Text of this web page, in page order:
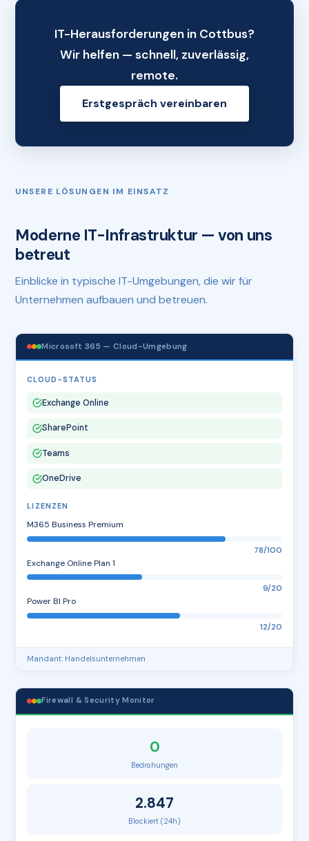
IT-Herausforderungen in Cottbus?
Wir helfen — schnell, zuverlässig,
remote.
Erstgespräch vereinbaren
UNSERE LÖSUNGEN IM EINSATZ
Moderne IT-Infrastruktur — von uns
betreut
Einblicke in typische IT-Umgebungen, die wir für
Unternehmen aufbauen und betreuen.
Microsoft 365 — Cloud-Umgebung
CLOUD-STATUS
Exchange Online
SharePoint
Teams
OneDrive
LIZENZEN
M365 Business Premium
78/100
Exchange Online Plan 1
9/20
Power BI Pro
12/20
Mandant: Handelsunternehmen
Firewall & Security Monitor
0
Bedrohungen
2.847
Blockiert (24h)